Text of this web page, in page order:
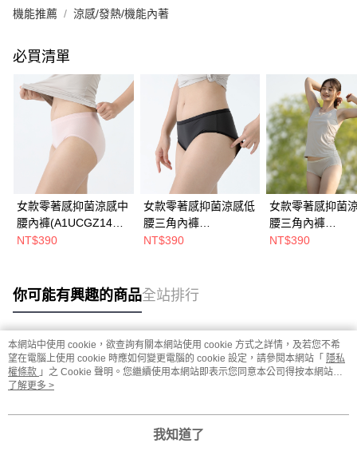
機能推薦 涼感/發熱/機能內著
必買清單
女款零著感抑菌涼感中
腰內褲(A1UCGZ14W
迷霧紫/透氣排汗/超輕/
NT$390
女款零著感抑菌涼感低
腰三角內褲
(A1UCGZ13W黑/透氣
NT$390
女款零著感抑菌
腰三角內褲
(A1UCGZ13W奶
NT$390
你可能有興趣的商品全站排行
熱門標籤
本網站中使用 cookie，欲查詢有關本網站使用 cookie 方式之詳情，及若您不希
望在電腦上使用 cookie 時應如何變更電腦的 cookie 設定，請參閱本網站「 隱私
權條款 」之 Cookie 聲明。您繼續使用本網站即表示您同意本公司得按本網站使
用條款之 Cookie 聲明使用 cookie。
了解更多 >
我知道了